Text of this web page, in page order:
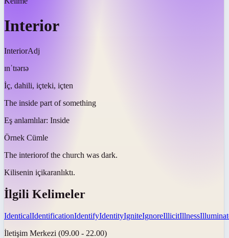
Interior
InteriorAdj
ɪnˈtɪərɪə
İç, dahili, içteki, içten
The inside part of something
Eş anlamlılar: Inside
Örnek Cümle
The interiorof the church was dark.
Kilisenin içikaranlıktı.
İlgili Kelimeler
IdenticalIdentificationIdentifyIdentityIgniteIgnoreIllicitIllness
İletişim Merkezi (09.00 - 22.00)